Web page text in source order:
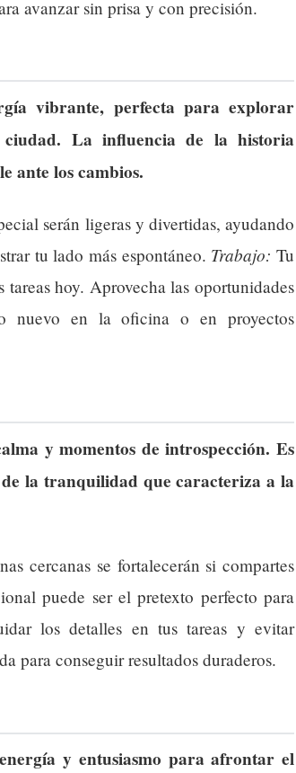
avanzar sin prisa y con precisión.
vibrante, perfecta para explorar
La influencia de la historia
ante los cambios.
serán ligeras y divertidas, ayudando
tu lado más espontáneo. Trabajo: Tu
hoy. Aprovecha las oportunidades
nuevo en la oficina o en proyectos
y momentos de introspección. Es
la tranquilidad que caracteriza a la
cercanas se fortalecerán si compartes
puede ser el pretexto perfecto para
los detalles en tus tareas y evitar
para conseguir resultados duraderos.
y entusiasmo para afrontar el